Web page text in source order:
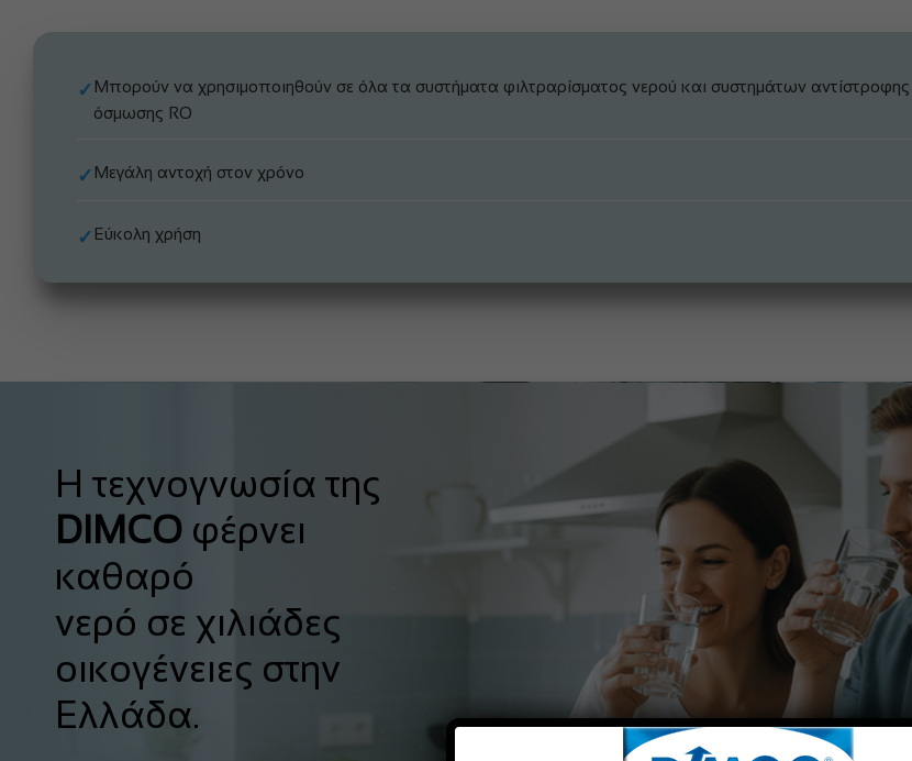
✓ Μπορούν να χρησιμοποιηθούν σε όλα τα συστήματα φιλτραρίσματος νερού και συστημάτων αντίστροφης
όσμωσης RO
✓ Μεγάλη αντοχή στον χρόνο
✓ Εύκολη χρήση
Η τεχνογνωσία της
DIMCO φέρνει
καθαρό
νερό σε χιλιάδες
οικογένειες στην
Ελλάδα.